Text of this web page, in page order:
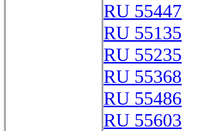
RU 55447
RU 55135
RU 55235
RU 55368
RU 55486
RU 55603